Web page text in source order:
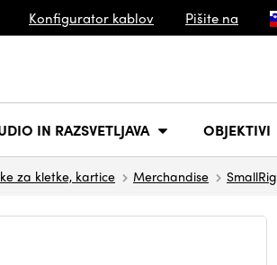
Konfigurator kablov Pišite na
IN RAZSVETLJAVA OBJEKTIVI
za kletke, kartice Merchandise SmallRig